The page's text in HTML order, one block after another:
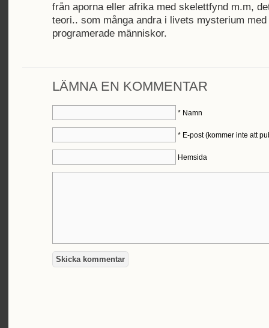
från aporna eller afrika med skelettfynd m.m,
teori.. som många andra i livets mysterium
programerade människor.
LÄMNA EN KOMMENTAR
*Namn
*E-post (kommer inte att
Hemsida